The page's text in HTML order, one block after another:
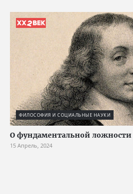
ФИЛОСОФИЯ И СОЦИАЛЬНЫЕ НАУКИ
О фундаментальной ложности
15 Апрель, 2024